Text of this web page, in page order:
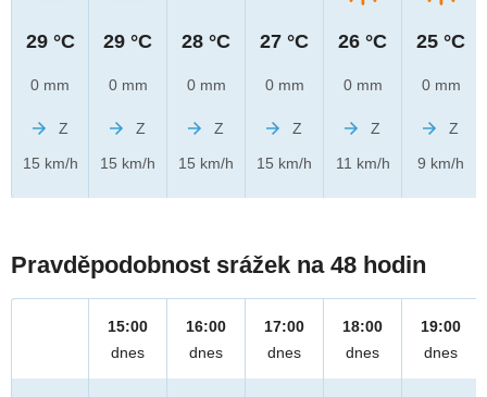
29 °C
0 mm
Z
15 km/h
29 °C
0 mm
Z
15 km/h
28 °C
0 mm
Z
15 km/h
27 °C
0 mm
Z
15 km/h
26 °C
0 mm
Z
11 km/h
25 °C
0 mm
Z
9 km/h
Pravděpodobnost srážek na 48 hodin
15:00
dnes
16:00
dnes
17:00
dnes
18:00
dnes
19:00
dnes